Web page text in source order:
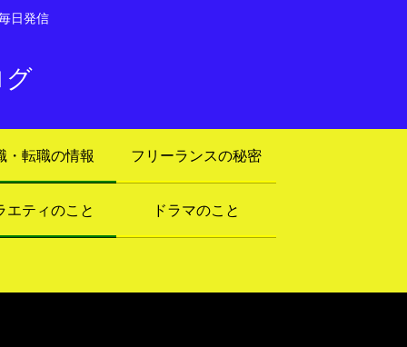
日発信
グ
・転職の情報 フリーランスの秘密
エティのこと ドラマのこと